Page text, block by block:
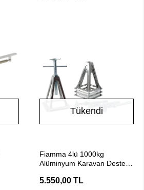
Tükendi
Fiamma 4lü 1000kg
Alüminyum Karavan Destek
5.550,00 TL